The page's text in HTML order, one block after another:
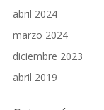
abril 2024
marzo 2024
diciembre 2023
abril 2019